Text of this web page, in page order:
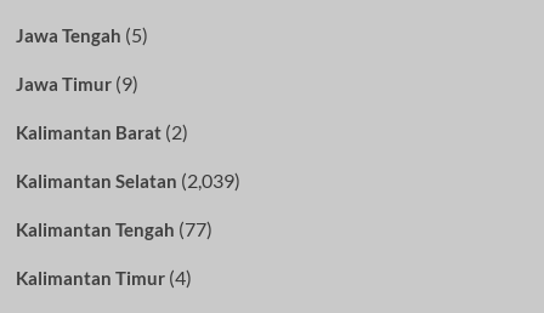
Jawa Tengah (5)
Jawa Timur(9)
Kalimantan Barat(2)
Kalimantan Selatan (2,039)
Kalimantan Tengah (77)
Kalimantan Timur(4)